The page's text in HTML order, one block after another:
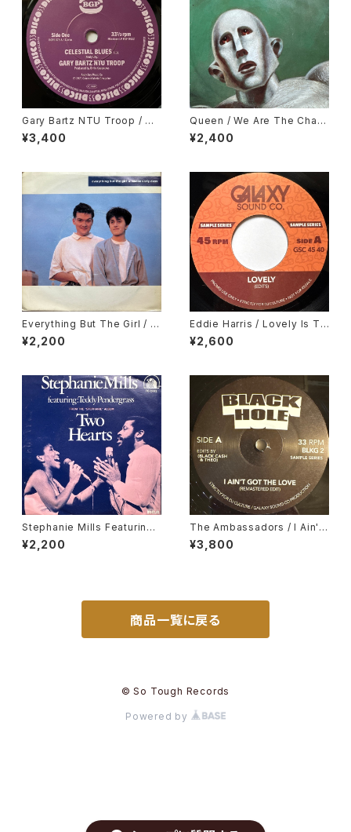
Gary Bartz NTU Troop / Ce
lestial Blues, Gary Bartz /
Gentle Smiles
¥3,400
Queen / We Are The Cham
pions, We Will Rock You
¥2,400
Everything But The Girl / T
hese Early Days
¥2,200
Eddie Harris / Lovely Is To
day, Deodato / September
13
¥2,600
Stephanie Mills Featuring
Teddy Pendergrass / Two
Hearts
¥2,200
The Ambassadors / I Ain't
Got The Love, Nancy Hollo
way / Hurts So Bad
¥3,800
商品一覧に戻る
© So Tough Records
Powered by